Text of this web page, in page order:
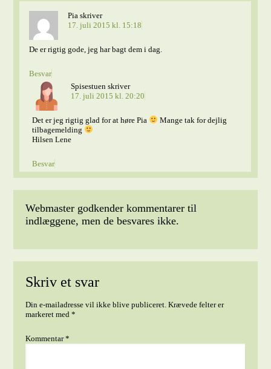
Pia skriver
17. juli 2015 kl. 15:18
De er rigtig gode, jeg har bagt dem i dag.
Besvar
Spisestuen skriver
17. juli 2015 kl. 20:20
Det er jeg rigtig glad for at høre Pia
Mange tak for dejlig
tilbagemelding
Hilsen Lene
Besvar
Webmaster godkender kommentarer til
indlæggene, men de besvares ikke.
Skriv et svar
Din e-mailadresse vil ikke blive publiceret. Krævede felter er
markeret med*
Kommentar*